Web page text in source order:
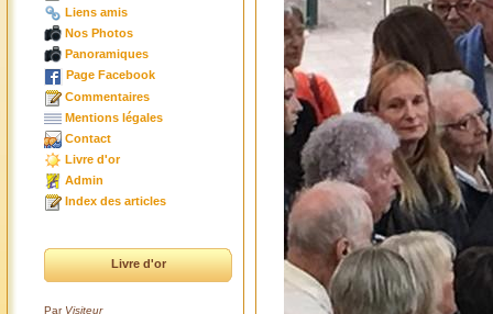
Liens amis
Nos Photos
Panoramiques
Page Facebook
Commentaires
Mentions légales
Contact
Livre d'or
Admin
Index des articles
Livre d'or
Par Visiteur